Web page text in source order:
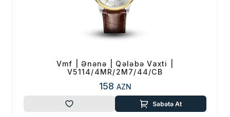
Vmf | Ənənə | Qələbə Vaxti |
V5114/4MR/2M7/44/CB
158 AZN
Səbətə At